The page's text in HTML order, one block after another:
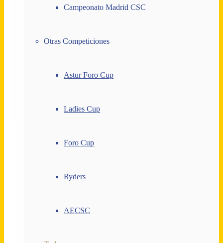
Campeonato Madrid CSC
Otras Competiciones
Astur Foro Cup
Ladies Cup
Foro Cup
Ryders
AECSC